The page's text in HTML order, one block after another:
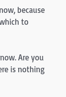
because
to
Are you
is nothing